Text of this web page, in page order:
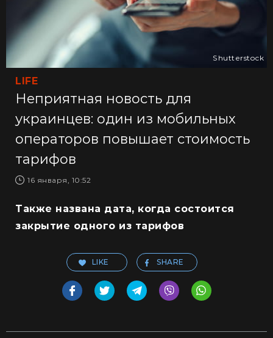
LIFE
Неприятная новость для
украинцев: один из мобильных
операторов повышает стоимость
тарифов
16 января, 10:52
Shutterstock
Также названа дата, когда состоится
закрытие одного из тарифов
LIKE SHARE